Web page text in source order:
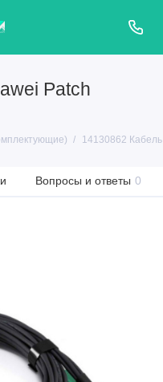
Patch
14130862
Вопросы и ответы 0